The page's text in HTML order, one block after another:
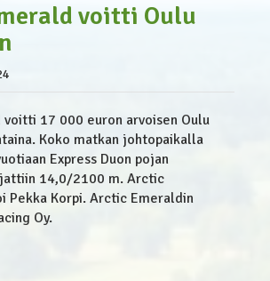
voitti Oulu
17 000 euron arvoisen Oulu
Koko matkan johtopaikalla
Express Duon pojan
14,0/2100 m. Arctic
Pekka Korpi. Arctic Emeraldin
Oy.